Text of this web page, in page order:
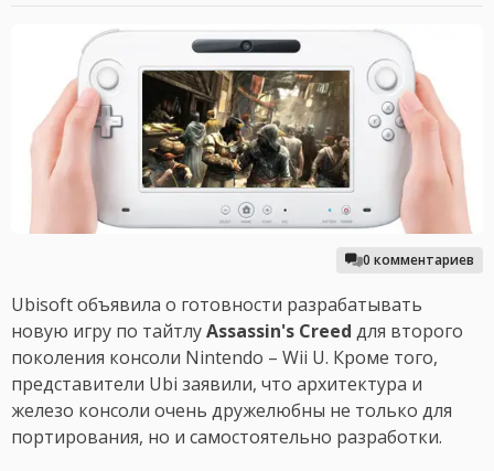
0 комментариев
Ubisoft объявила о готовности разрабатывать
новую игру по тайтлуAssassin's Creed для второго
поколения консоли Nintendo – Wii U. Кроме того,
представители Ubi заявили, что архитектура и
железо консоли очень дружелюбны не только для
портирования, но и самостоятельно разработки.